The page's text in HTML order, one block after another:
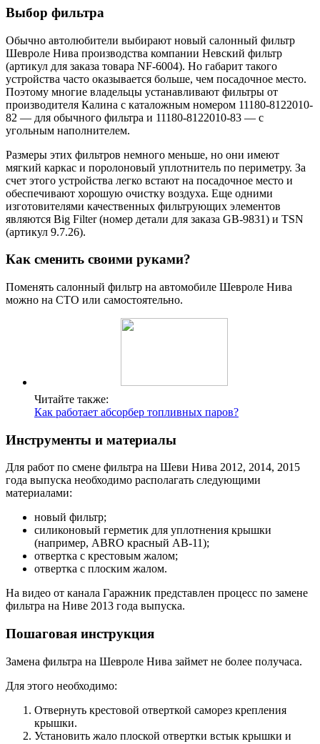
Выбор фильтра
Обычно автолюбители выбирают новый салонный фильтр
Шевроле Нива производства компании Невский фильтр
(артикул для заказа товара NF-6004). Но габарит такого
устройства часто оказывается больше, чем посадочное место.
Поэтому многие владельцы устанавливают фильтры от
производителя Калина с каталожным номером 11180-8122010-
82 — для обычного фильтра и 11180-8122010-83 — с
угольным наполнителем.
Размеры этих фильтров немного меньше, но они имеют
мягкий каркас и поролоновый уплотнитель по периметру. За
счет этого устройства легко встают на посадочное место и
обеспечивают хорошую очистку воздуха. Еще одними
изготовителями качественных фильтрующих элементов
являются Big Filter (номер детали для заказа GB-9831) и TSN
(артикул 9.7.26).
Как сменить своими руками?
Поменять салонный фильтр на автомобиле Шевроле Нива
можно на СТО или самостоятельно.
Читайте также:
Как работает абсорбер топливных паров?
Инструменты и материалы
Для работ по смене фильтра на Шеви Нива 2012, 2014, 2015
года выпуска необходимо располагать следующими
материалами:
новый фильтр;
силиконовый герметик для уплотнения крышки
(например, ABRO красный AB-11);
отвертка с крестовым жалом;
отвертка с плоским жалом.
На видео от канала Гаражник представлен процесс по замене
фильтра на Ниве 2013 года выпуска.
Пошаговая инструкция
Замена фильтра на Шевроле Нива займет не более получаса.
Для этого необходимо:
Отвернуть крестовой отверткой саморез крепления
крышки.
Установить жало плоской отвертки встык крышки и